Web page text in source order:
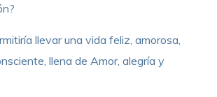
llevar una vida feliz, amorosa,
llena de Amor, alegría y